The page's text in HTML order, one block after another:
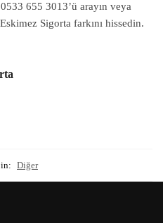
655 3013’ü arayın veya
Sigorta farkını hissedin.
in: Diğer